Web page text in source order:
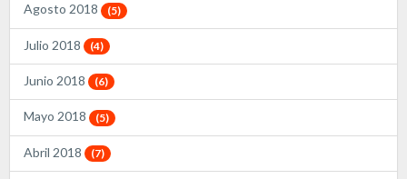
Agosto 2018 (5)
Julio 2018 (4)
Junio 2018 (6)
Mayo 2018 (5)
Abril 2018 (7)